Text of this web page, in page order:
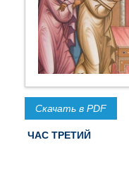
Скачать в PDF
ЧАС ТРЕТИЙ